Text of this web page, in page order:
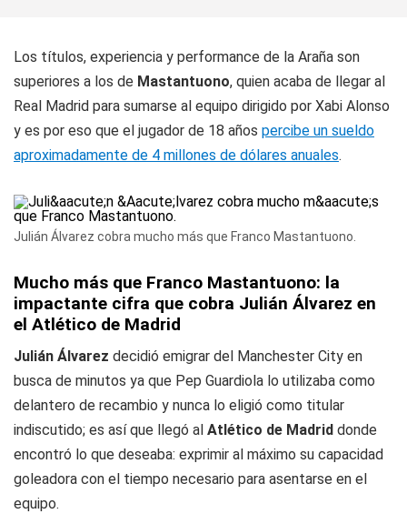
Los títulos, experiencia y performance de la Araña son
superiores a los de Mastantuono, quien acaba de llegar al
Real Madrid para sumarse al equipo dirigido por Xabi Alonso
y es por eso que el jugador de 18 años percibe un sueldo
aproximadamente de 4 millones de dólares anuales.
Julián Álvarez cobra mucho más que Franco Mastantuono.
Mucho más que Franco Mastantuono: la
impactante cifra que cobra Julián Álvarez en
el Atlético de Madrid
Julián Álvarez decidió emigrar del Manchester City en
busca de minutos ya que Pep Guardiola lo utilizaba como
delantero de recambio y nunca lo eligió como titular
indiscutido; es así que llegó al Atlético de Madrid donde
encontró lo que deseaba: exprimir al máximo su capacidad
goleadora con el tiempo necesario para asentarse en el
equipo.